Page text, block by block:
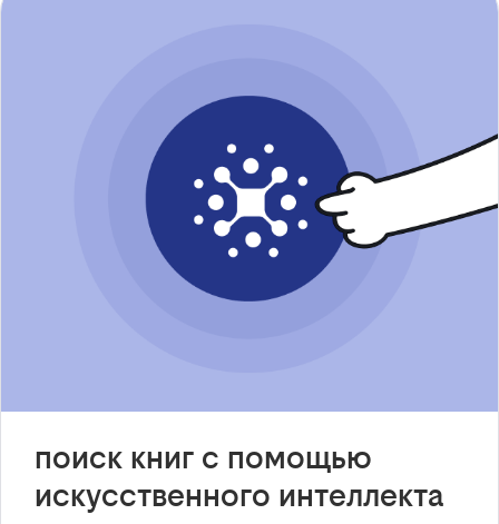
поиск книг с помощью
искусственного интеллекта